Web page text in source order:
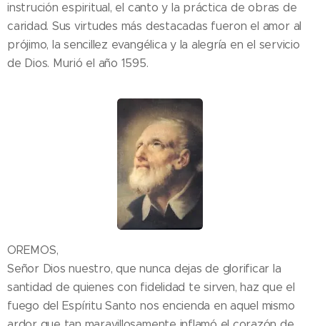
instrución espiritual, el canto y la práctica de obras de
caridad. Sus virtudes más destacadas fueron el amor al
prójimo, la sencillez evangélica y la alegría en el servicio
de Dios. Murió el año 1595.
OREMOS,
Señor Dios nuestro, que nunca dejas de glorificar la
santidad de quienes con fidelidad te sirven, haz que el
fuego del Espíritu Santo nos encienda en aquel mismo